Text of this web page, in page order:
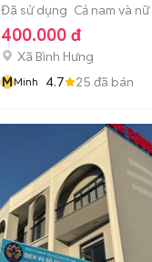
Đã sử dụng Cả nam và nữ
400.000 đ
Xã Bình Hưng
MMinh 4.7 25 đã bán